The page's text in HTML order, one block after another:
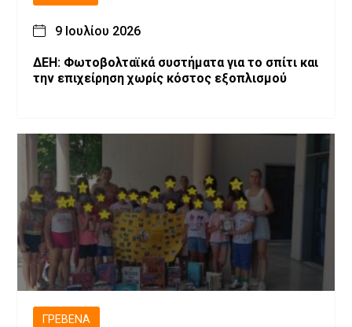
9 Ιουλίου 2026
ΔΕΗ: Φωτοβολταϊκά συστήματα για το σπίτι και
την επιχείρηση χωρίς κόστος εξοπλισμού
ΓΡΕΒΕΝΆ